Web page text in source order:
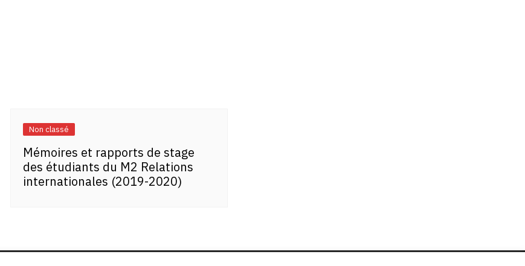
Non classé
Mémoires et rapports de stage
des étudiants du M2 Relations
internationales (2019-2020)